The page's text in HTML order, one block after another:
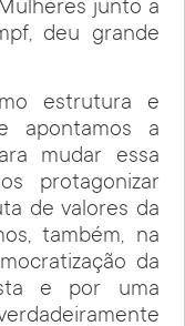
junto a
deu grande
estrutura e
apontamos a
mudar essa
protagonizar
de valores da
também, na
da
e por uma